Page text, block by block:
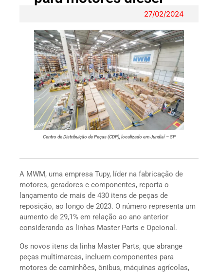
27/02/2024
Centro de Distribuição de Peças (CDP), localizado em Jundiaí – SP
A MWM, uma empresa Tupy, líder na fabricação de
motores, geradores e componentes, reporta o
lançamento de mais de 430 itens de peças de
reposição, ao longo de 2023. O número representa um
aumento de 29,1% em relação ao ano anterior
considerando as linhas Master Parts e Opcional.
Os novos itens da linha Master Parts, que abrange
peças multimarcas, incluem componentes para
motores de caminhões, ônibus, máquinas agrícolas,